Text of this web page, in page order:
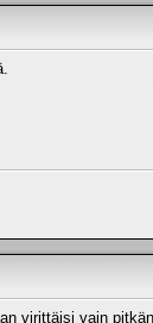
virittäisi vain